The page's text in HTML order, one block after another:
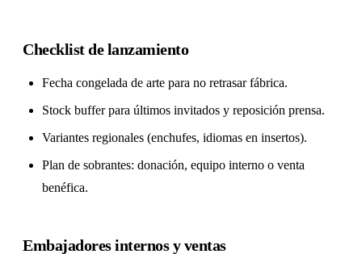
Checklist de lanzamiento
Fecha congelada de arte para no retrasar fábrica.
Stock buffer para últimos invitados y reposición prensa.
Variantes regionales (enchufes, idiomas en insertos).
Plan de sobrantes: donación, equipo interno o venta
benéfica.
Embajadores internos y ventas